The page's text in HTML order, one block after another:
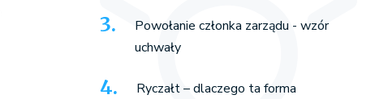
Powołanie członka zarządu - wzór
uchwały
Ryczałt – dlaczego ta forma